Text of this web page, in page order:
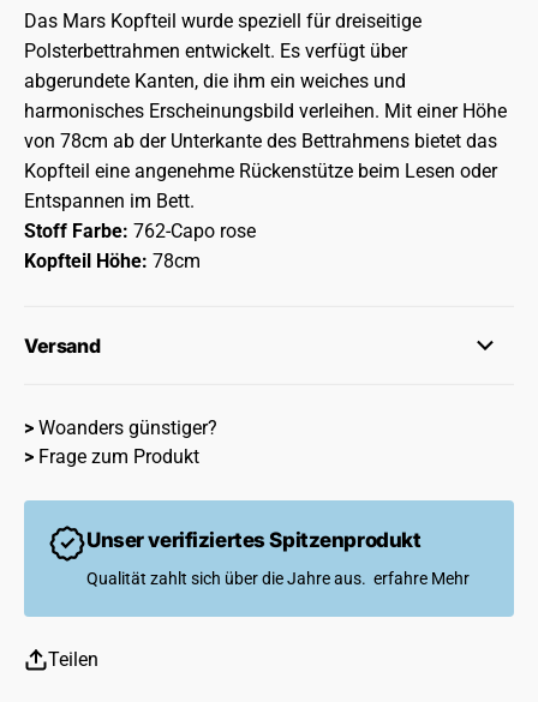
Das Mars Kopfteil wurde speziell für dreiseitige
Polsterbettrahmen entwickelt. Es verfügt über
abgerundete Kanten, die ihm ein weiches und
harmonisches Erscheinungsbild verleihen. Mit einer Höhe
von 78cm ab der Unterkante des Bettrahmens bietet das
Kopfteil eine angenehme Rückenstütze beim Lesen oder
Entspannen im Bett.
Stoff Farbe: 762-Capo rose
Kopfteil Höhe: 78cm
Versand
> Woanders günstiger?
> Frage zum Produkt
Unser verifiziertes Spitzenprodukt
Qualität zahlt sich über die Jahre aus. erfahre Mehr
Teilen